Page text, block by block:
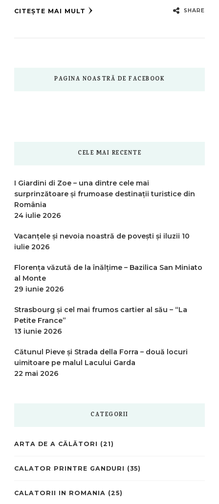
CITEȘTE MAI MULT SHARE
PAGINA NOASTRĂ DE FACEBOOK
CELE MAI RECENTE
I Giardini di Zoe – una dintre cele mai
surprinzătoare și frumoase destinații turistice din
România
24 iulie 2026
Vacanțele și nevoia noastră de povești și iluzii 10
iulie 2026
Florența văzută de la înălțime – Bazilica San Miniato
al Monte
29 iunie 2026
Strasbourg și cel mai frumos cartier al său – “La
Petite France”
13 iunie 2026
Cătunul Pieve și Strada della Forra – două locuri
uimitoare pe malul Lacului Garda
22 mai 2026
CATEGORII
ARTA DE A CĂLĂTORI (21)
CALATOR PRINTRE GANDURI (35)
CALATORII IN ROMANIA (25)